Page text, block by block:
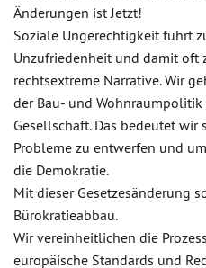
Änderungen ist Jetzt!
Soziale Ungerechtigkeit führt
Unzufriedenheit und damit oft
rechtsextreme Narrative. Wir
der Bau- und
Gesellschaft. Das bedeutet
Probleme zu entwerfen und
die Demokratie.
Mit dieser Gesetzesänderung
Bürokratieabbau.
Wir vereinheitlichen die
europäische Standards und